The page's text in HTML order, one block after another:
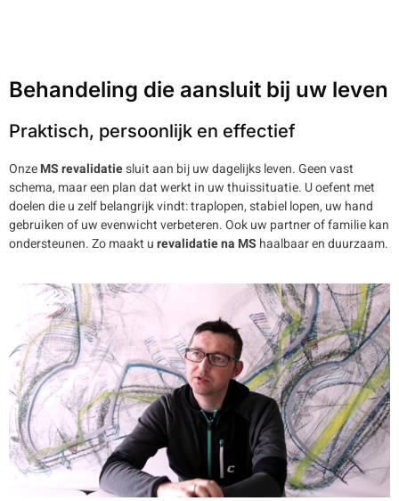
Behandeling die aansluit bij uw leven
Praktisch, persoonlijk en effectief
OnzeMS revalidatiesluit aan bij uw dagelijks leven. Geen vast
schema, maar een plan dat werkt in uw thuissituatie. U oefent met
doelen die u zelf belangrijk vindt: traplopen, stabiel lopen, uw hand
gebruiken of uw evenwicht verbeteren. Ook uw partner of familie kan
ondersteunen. Zo maakt urevalidatie na MS haalbaar en duurzaam.